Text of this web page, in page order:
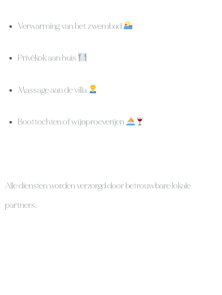
Verwarming van het zwembad
Privékok aan huis
Massage aan de villa
Boottochten of wijnproeverijen
Alle diensten worden verzorgd door betrouwbare lokale
partners.